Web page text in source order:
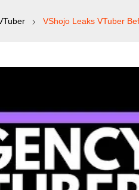
VShojo Leaks VTuber